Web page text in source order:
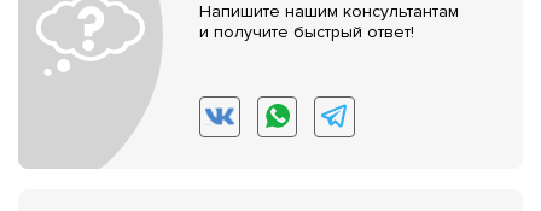
Напишите нашим консультантам
и получите быстрый ответ!